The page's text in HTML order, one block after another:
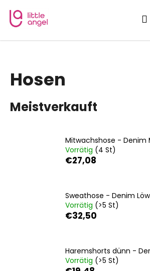
Inhalt
springen
Hosen
Meistverkauft
Mitwachshose - Denim
Vorrätig (4 St)
€27,08
Sweathose - Denim
Vorrätig (>5 St)
€32,50
Haremshorts dünn -
Vorrätig (>5 St)
W
e
Zurück
zum
Zurück
zum
s
u
SUCHEN